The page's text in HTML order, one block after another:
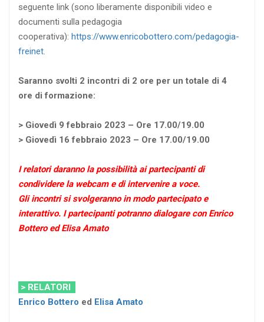
seguente link (sono liberamente disponibili video e
documenti sulla pedagogia
cooperativa): https://www.enricobottero.com/pedagogia-
freinet
Saranno svolti 2 incontri di 2 ore per un totale di 4
ore di formazione:
> Giovedì 9 febbraio 2023 – Ore 17.00/19.00
> Giovedì 16 febbraio 2023 – Ore 17.00/19.00
I relatori daranno la possibilità ai partecipanti di
condividere la webcam e di intervenire a voce.
Gli incontri si svolgeranno in modo partecipato e
interattivo. I partecipanti potranno dialogare con Enrico
Bottero ed Elisa Amato
> RELATORI
Enrico Bottero ed Elisa Amato